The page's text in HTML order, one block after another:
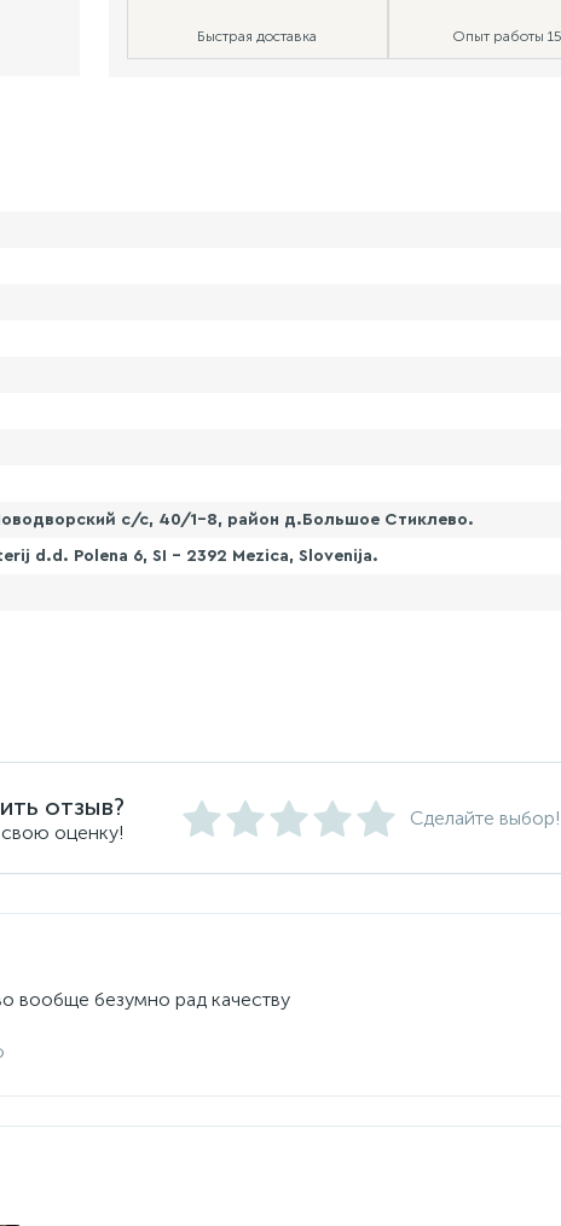
Быстрая доставка Опыт работы
с/с, 40/1-8, район д.Большое Стиклево.
d.d. Polena 6, SI - 2392 Mezica, Slovenija.
отзыв?
оценку!
Сделайте выбор!
вообще безумно рад качеству